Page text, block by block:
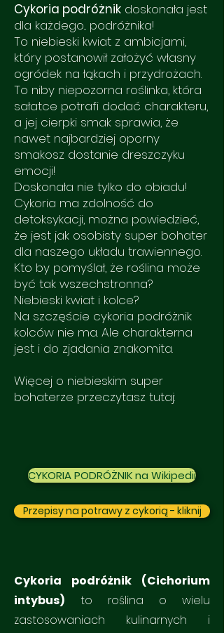
Cykoria podróżnik doskonała jest
dla każdego... podróżnika!
To niebieski kwiat z ambicjami,
który postanowił założyć własny
ogródek na łąkach i przydrożach.
To niby niepozorna roślinka, która
sałatce potrafi dodać charakteru,
a jej cierpki smak sprawia, że
nawet najbardziej oporny
smakosz dostanie dreszczyku
emocji!
Doskonała nie tylko do obiadu!
Cykoria ma zdolność do
detoksykacji, można powiedzieć,
że jest jak osobisty super bohater
dla naszego układu trawiennego.
Kto by pomyślał, że roślina może
być tak wszechstronna?
Niebieski kwiat i kolce?
Na szczęście cykoria podróżnik
kolców nie ma. Ale charakterna
jest i do zjadania znakomita.
Więcej o niebieskim super
bohaterze przeczytasz tutaj:
CYKORIA PODRÓŻNIK na Wikipedii
Przepisy na potrawy z cykorią - kliknij
Cykoria podróżnik (Cichorium
intybus) to roślina o wielu
zastosowaniach kulinarnych i